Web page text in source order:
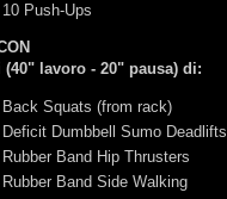
10 Push-Ups
(40" lavoro - 20" pausa) di:
Back Squats (from rack)
Deficit Dumbbell Sumo Deadlifts
Rubber Band Hip Thrusters
Rubber Band Side Walking